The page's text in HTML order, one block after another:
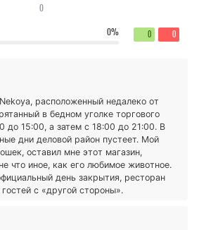
0
0% 0 0
расположенный недалеко от
в бедном уголке торгового
до 15:00, а затем с 18:00 до 21:00. В
дни деловой район пустеет. Мой
оставил мне этот магазин,
что иное, как его любимое животное.
день закрытия, ресторан
с «другой стороны».